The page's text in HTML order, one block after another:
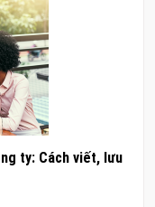
ty: Cách viết, lưu